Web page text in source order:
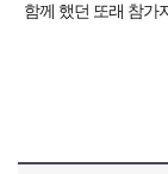
함께 했던 또래 참가